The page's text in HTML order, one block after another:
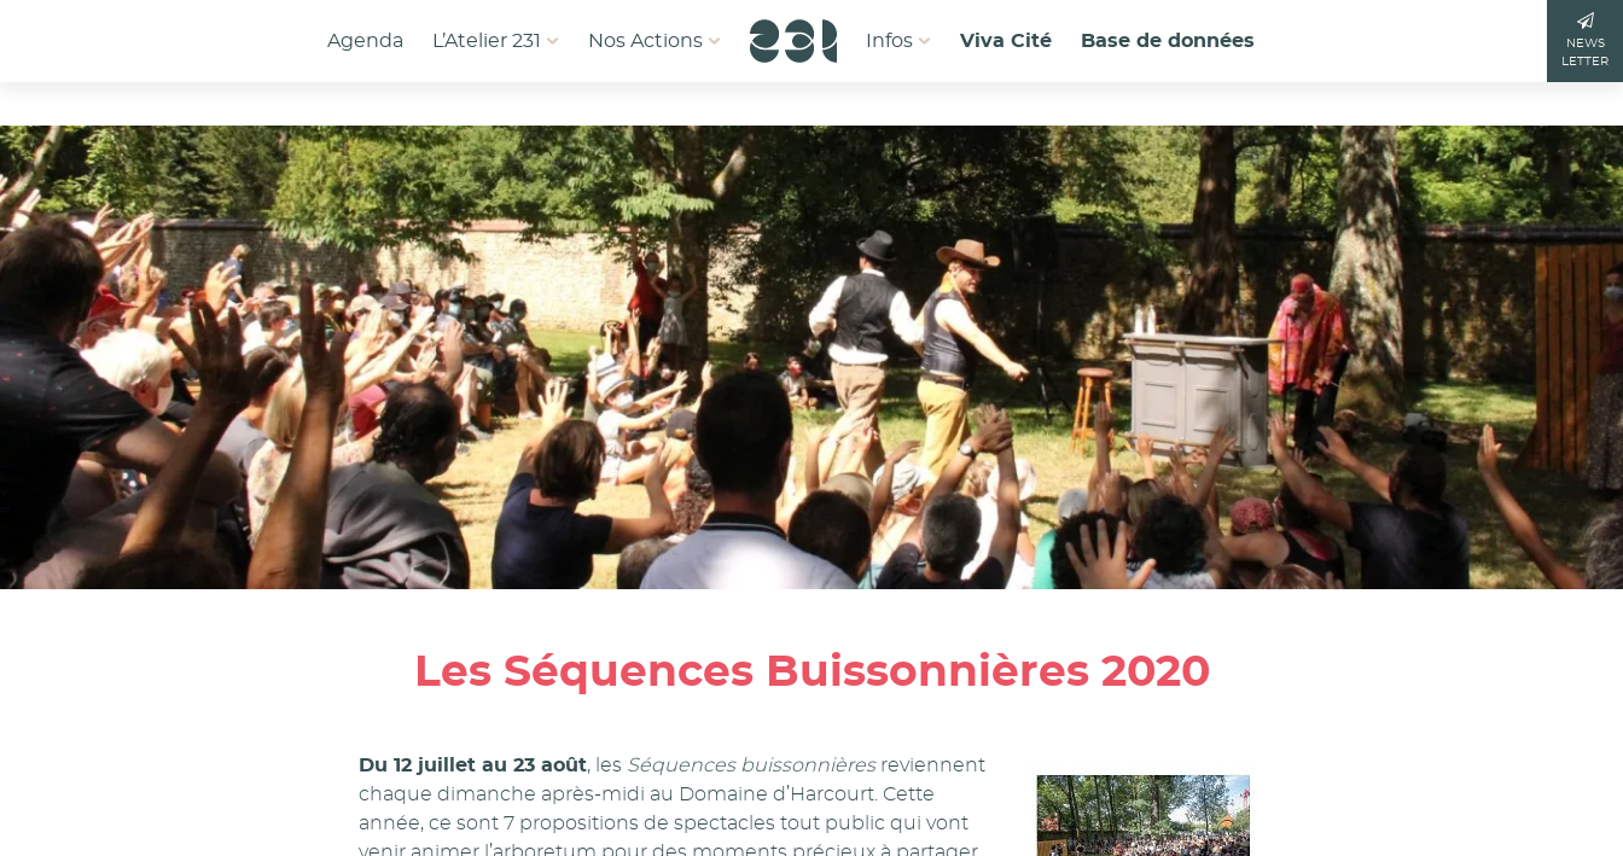
Agenda L’Atelier 231 Nos Actions Infos Viva Cité Base de données
NEWS
LETTER
Les Séquences Buissonnières 2020
Du 12 juillet au 23 août, les Séquences buissonnièresreviennent
chaque dimanche après-midi au Domaine d’Harcourt. Cette
année, ce sont 7 propositions de spectacles tout public qui vont
venir animer l’arboretum pour des moments précieux à partager